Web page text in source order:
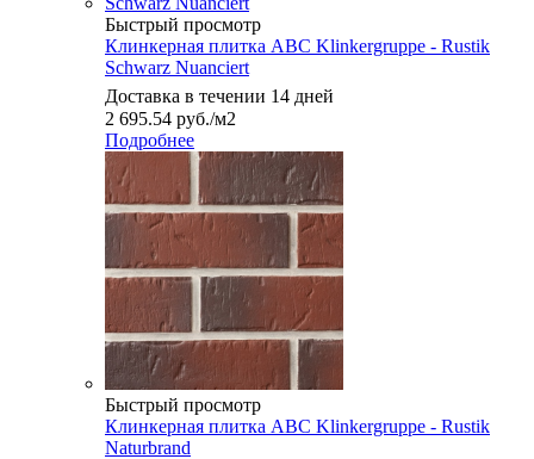
Быстрый просмотр
Клинкерная плитка ABC Klinkergruppe - Rustik
Schwarz Nuanciert
Доставка в течении 14 дней
2 695.54 руб./м2
Подробнее
Быстрый просмотр
Клинкерная плитка ABC Klinkergruppe - Rustik
Naturbrand